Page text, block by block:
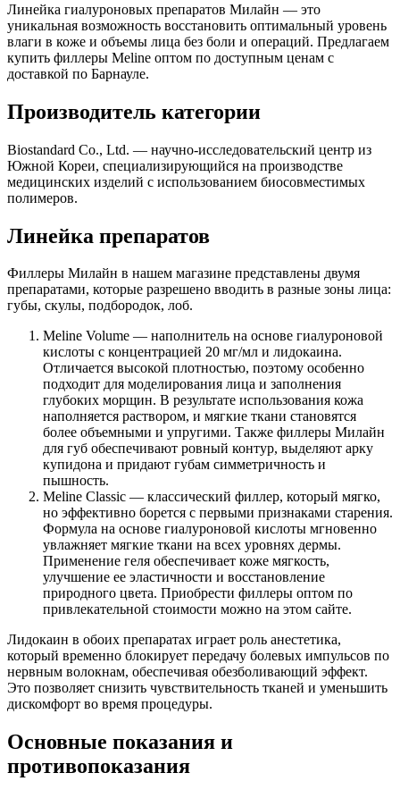
Линейка гиалуроновых препаратов Милайн — это
уникальная возможность восстановить оптимальный уровень
влаги в коже и объемы лица без боли и операций. Предлагаем
купить филлеры Meline оптом по доступным ценам с
доставкой по Барнауле.
Производитель категории
Biostandard Co., Ltd. — научно-исследовательский центр из
Южной Кореи, специализирующийся на производстве
медицинских изделий с использованием биосовместимых
полимеров.
Линейка препаратов
Филлеры Милайн в нашем магазине представлены двумя
препаратами, которые разрешено вводить в разные зоны лица:
губы, скулы, подбородок, лоб.
Meline Volume — наполнитель на основе гиалуроновой
кислоты с концентрацией 20 мг/мл и лидокаина.
Отличается высокой плотностью, поэтому особенно
подходит для моделирования лица и заполнения
глубоких морщин. В результате использования кожа
наполняется раствором, и мягкие ткани становятся
более объемными и упругими. Также филлеры Милайн
для губ обеспечивают ровный контур, выделяют арку
купидона и придают губам симметричность и
пышность.
Meline Classic — классический филлер, который мягко,
но эффективно борется с первыми признаками старения.
Формула на основе гиалуроновой кислоты мгновенно
увлажняет мягкие ткани на всех уровнях дермы.
Применение геля обеспечивает коже мягкость,
улучшение ее эластичности и восстановление
природного цвета. Приобрести филлеры оптом по
привлекательной стоимости можно на этом сайте.
Лидокаин в обоих препаратах играет роль анестетика,
который временно блокирует передачу болевых импульсов по
нервным волокнам, обеспечивая обезболивающий эффект.
Это позволяет снизить чувствительность тканей и уменьшить
дискомфорт во время процедуры.
Основные показания и
противопоказания